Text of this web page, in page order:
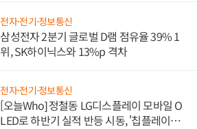
전자·전기·정보통신
삼성전자 2분기 글로벌 D램 점유율 39% 1
위, SK하이닉스와 13%p 격차
전자·전기·정보통신
[오늘Who] 정철동 LG디스플레이 모바일 O
LED로 하반기 실적 반등 시동, '칩플레이